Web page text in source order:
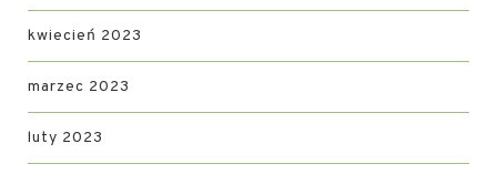
kwiecień 2023
marzec 2023
luty 2023